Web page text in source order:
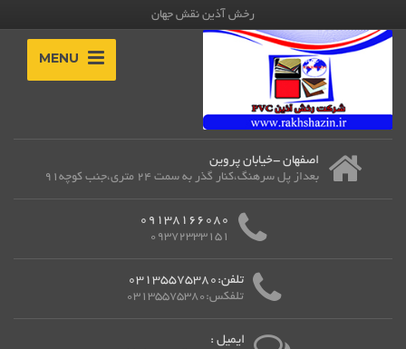
رخش آذین نقش جهان
MENU
اصفهان -خیابان پروین
بعداز پل سرهنگ،کنار گذر به سمت 24 متری،جنب کوچه91
09138166080
09372333151
تلفن:03135575380
تلفکس:03135575380
ایمیل :